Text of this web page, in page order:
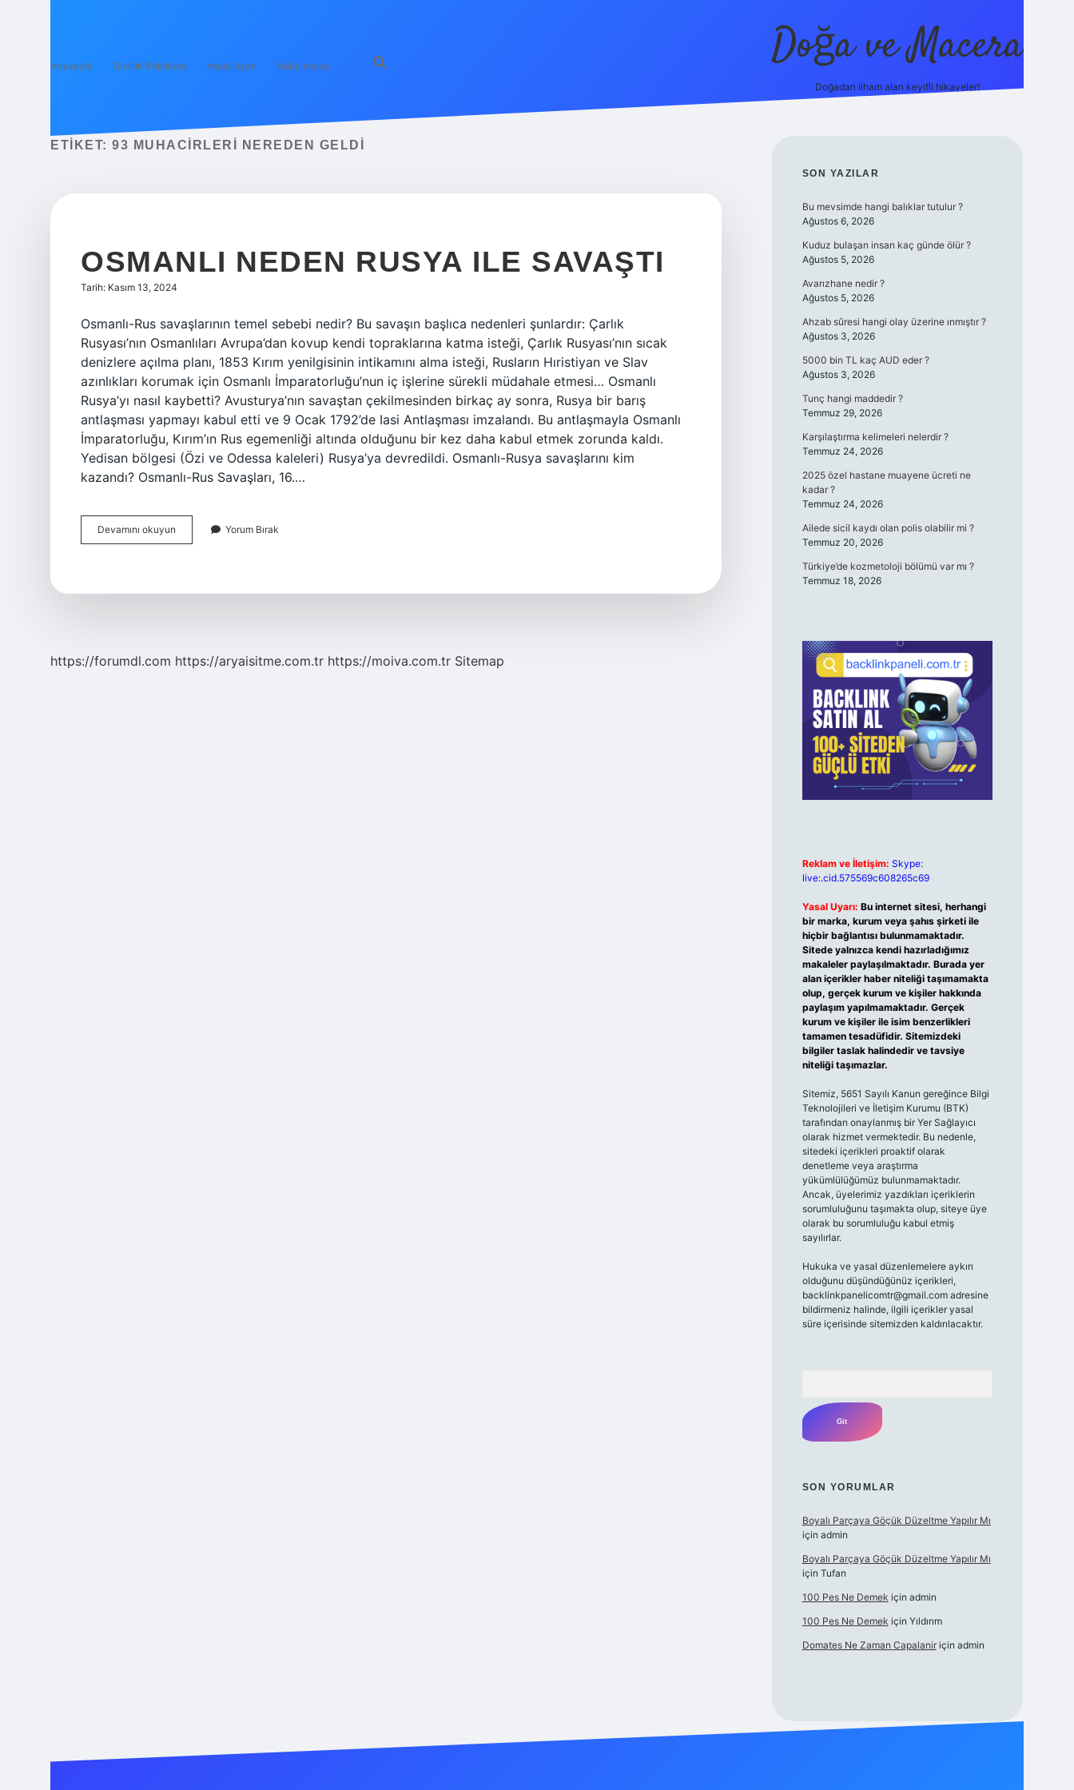
Anasayfa Gizlilik Politikası Yasal Uyarı Hakkımızda Doğa ve Macera
Doğadan ilham alan keyifli hikayeler!
ETIKET: 93 MUHACIRLERI NEREDEN GELDI
OSMANLI NEDEN RUSYA ILE SAVAŞTI
Tarih: Kasım 13, 2024
Osmanlı-Rus savaşlarının temel sebebi nedir? Bu savaşın başlıca nedenleri şunlardır: Çarlık
Rusyası’nın Osmanlıları Avrupa’dan kovup kendi topraklarına katma isteği, Çarlık Rusyası’nın sıcak
denizlere açılma planı, 1853 Kırım yenilgisinin intikamını alma isteği, Rusların Hıristiyan ve Slav
azınlıkları korumak için Osmanlı İmparatorluğu’nun iç işlerine sürekli müdahale etmesi… Osmanlı
Rusya’yı nasıl kaybetti? Avusturya’nın savaştan çekilmesinden birkaç ay sonra, Rusya bir barış
antlaşması yapmayı kabul etti ve 9 Ocak 1792’de Iasi Antlaşması imzalandı. Bu antlaşmayla Osmanlı
İmparatorluğu, Kırım’ın Rus egemenliği altında olduğunu bir kez daha kabul etmek zorunda kaldı.
Yedisan bölgesi (Özi ve Odessa kaleleri) Rusya’ya devredildi. Osmanlı-Rusya savaşlarını kim
kazandı? Osmanlı-Rus Savaşları, 16.…
Devamını okuyun
Neden
Yorum Bırak
https://forumdl.com https://aryaisitme.com.tr https://moiva.com.tr Sitemap
SIDEBAR
SON YAZILAR
Bu mevsimde hangi balıklar tutulur ?
Ağustos 6, 2026
Kuduz bulaşan insan kaç günde ölür ?
Ağustos 5, 2026
Avarızhane nedir ?
Ağustos 5, 2026
Ahzab sûresi hangi olay üzerine ınmıştır ?
Ağustos 3, 2026
5000 bin TL kaç AUD eder ?
Ağustos 3, 2026
Tunç hangi maddedir ?
Temmuz 29, 2026
Karşılaştırma kelimeleri nelerdir ?
Temmuz 24, 2026
2025 özel hastane muayene ücreti ne
kadar ?
Temmuz 24, 2026
Ailede sicil kaydı olan polis olabilir mi ?
Temmuz 20, 2026
Türkiye’de kozmetoloji bölümü var mı ?
Temmuz 18, 2026
Reklam ve İletişim: Skype:
live:.cid.575569c608265c69
Yasal Uyarı: Bu internet sitesi, herhangi
bir marka, kurum veya şahıs şirketi ile
hiçbir bağlantısı bulunmamaktadır.
Sitede yalnızca kendi hazırladığımız
makaleler paylaşılmaktadır. Burada yer
alan içerikler haber niteliği taşımamakta
olup, gerçek kurum ve kişiler hakkında
paylaşım yapılmamaktadır. Gerçek
kurum ve kişiler ile isim benzerlikleri
tamamen tesadüfidir. Sitemizdeki
bilgiler taslak halindedir ve tavsiye
niteliği taşımazlar.
Sitemiz, 5651 Sayılı Kanun gereğince Bilgi
Teknolojileri ve İletişim Kurumu (BTK)
tarafından onaylanmış bir Yer Sağlayıcı
olarak hizmet vermektedir. Bu nedenle,
sitedeki içerikleri proaktif olarak
denetleme veya araştırma
yükümlülüğümüz bulunmamaktadır.
Ancak, üyelerimiz yazdıkları içeriklerin
sorumluluğunu taşımakta olup, siteye üye
olarak bu sorumluluğu kabul etmiş
sayılırlar.
Hukuka ve yasal düzenlemelere aykırı
olduğunu düşündüğünüz içerikleri,
backlinkpanelicomtr@gmail.comadresine
bildirmeniz halinde, ilgili içerikler yasal
süre içerisinde sitemizden kaldırılacaktır.
SON YORUMLAR
Boyalı Parçaya Göçük Düzeltme Yapılır Mı
için admin
Boyalı Parçaya Göçük Düzeltme Yapılır Mı
için Tufan
100 Pes Ne Demek için admin
100 Pes Ne Demek için Yıldırım
Domates Ne Zaman Capalaniriçin admin